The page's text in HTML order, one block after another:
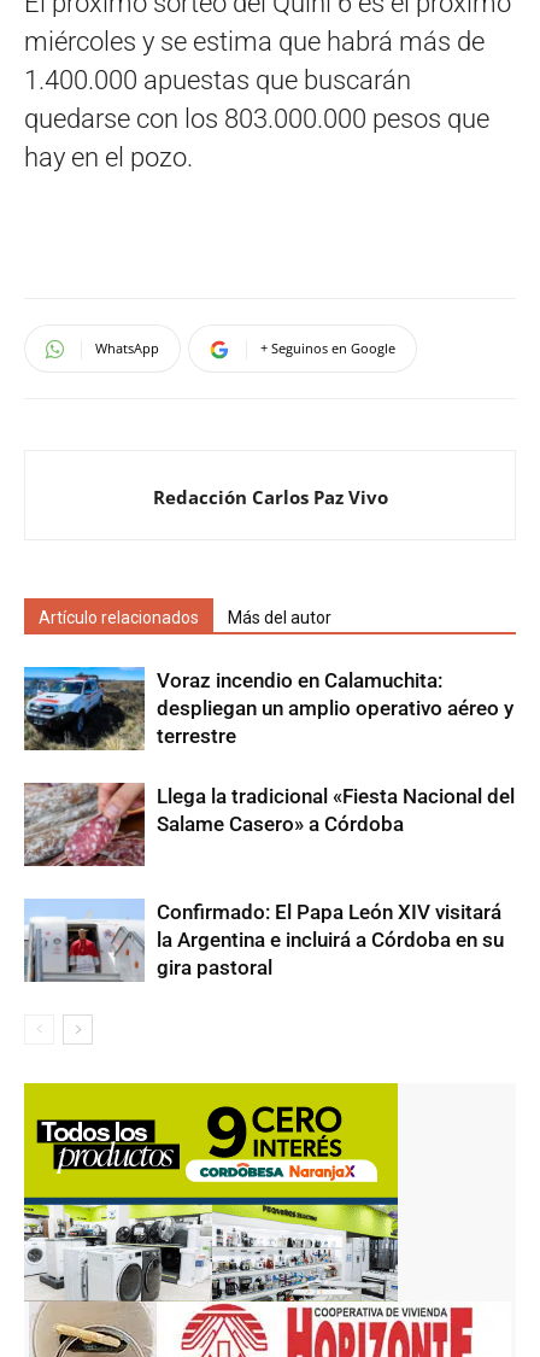
miércoles y se estima que habrá más de
1.400.000 apuestas que buscarán
quedarse con los 803.000.000 pesos que
hay en el pozo.
WhatsApp + Seguinos en Google
Redacción Carlos Paz Vivo
Artículo relacionados Más del autor
Voraz incendio en Calamuchita:
despliegan un amplio operativo aéreo y
terrestre
Llega la tradicional «Fiesta Nacional del
Salame Casero» a Córdoba
Confirmado: El Papa León XIV visitará
la Argentina e incluirá a Córdoba en su
gira pastoral